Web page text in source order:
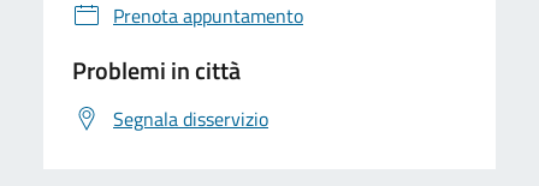
Prenota appuntamento
Problemi in città
Segnala disservizio